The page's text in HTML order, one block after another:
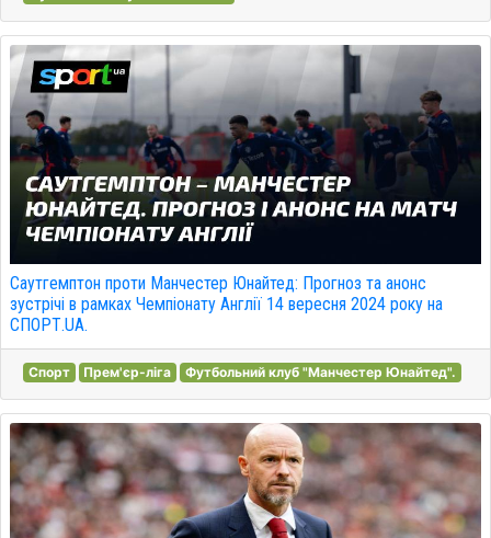
Саутгемптон проти Манчестер Юнайтед: Прогноз та анонс
зустрічі в рамках Чемпіонату Англії 14 вересня 2024 року на
СПОРТ.UA.
Спорт Прем'єр-ліга Футбольний клуб "Манчестер Юнайтед".